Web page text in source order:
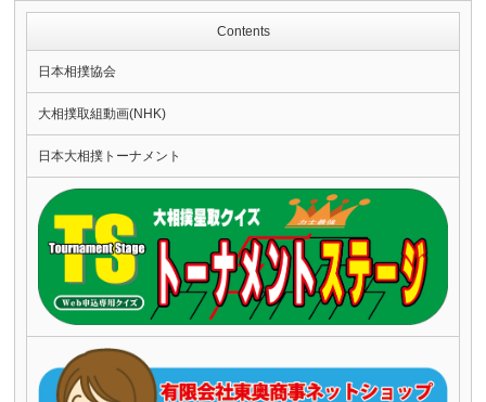
Contents
日本相撲協会
大相撲取組動画(NHK)
日本大相撲トーナメント